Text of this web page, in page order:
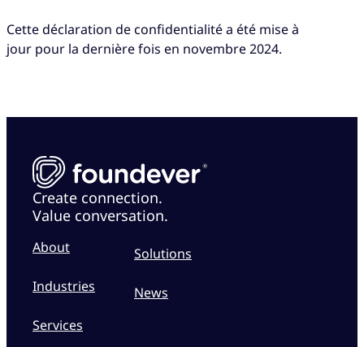
Cette déclaration de confidentialité a été mise à
jour pour la dernière fois en novembre 2024.
Create connection.
Value conversation.
About
Industries
Services
Solutions
News